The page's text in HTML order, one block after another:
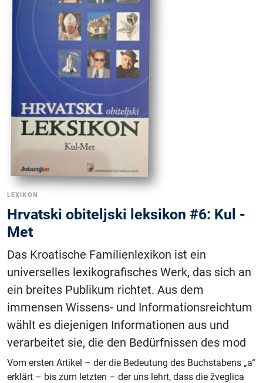
LEXIKON
Hrvatski obiteljski leksikon #6: Kul -
Met
Das Kroatische Familienlexikon ist ein
universelles lexikografisches Werk, das sich an
ein breites Publikum richtet. Aus dem
immensen Wissens- und Informationsreichtum
wählt es diejenigen Informationen aus und
verarbeitet sie, die den Bedürfnissen des mod
Vom ersten Artikel – der die Bedeutung des Buchstabens „a“
erklärt – bis zum letzten – der uns lehrt, dass die žveglica